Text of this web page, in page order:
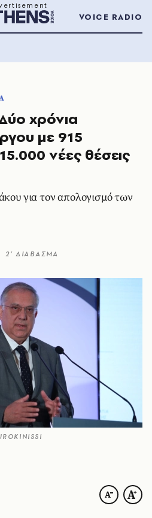
VOICE RADIO
χρόνια
με 915
νέες θέσεις
για τον απολογισμό των
2’ ΔΙΑΒΑΣΜΑ